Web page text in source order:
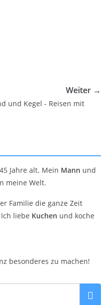
Weiter →
Jahre alt. Mein Mann und
meine Welt.
Familie die ganze Zeit
liebe Kuchen und koche
besonderes zu machen!